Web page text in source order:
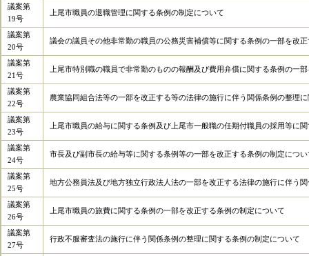
議案第
19号
上尾市職員の退職管理に関する条例の制定について
議案第
20号
議会の議員その他非常勤の職員の公務災害補償等に関する条例の一部を改
議案第
21号
上尾市特別職の職員で非常勤のものの報酬及び費用弁償に関する条例の一
議案第
22号
農業協同組合法等の一部を改正する等の法律の施行に伴う関係条例の整理
議案第
23号
上尾市職員の給与に関する条例及び上尾市一般職の任期付職員の採用等に
議案第
24号
市長及び副市長の給与等に関する条例等の一部を改正する条例の制定につい
議案第
25号
地方公務員法及び地方独立行政法人法の一部を改正する法律の施行に伴う
議案第
26号
上尾市職員の旅費に関する条例の一部を改正する条例の制定について
議案第
27号
行政不服審査法の施行に伴う関係条例の整理に関する条例の制定について